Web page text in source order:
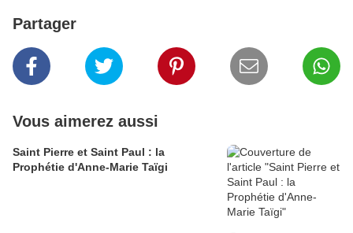
Partager
Vous aimerez aussi
Saint Pierre et Saint Paul : la
Prophétie d'Anne-Marie Taïgi